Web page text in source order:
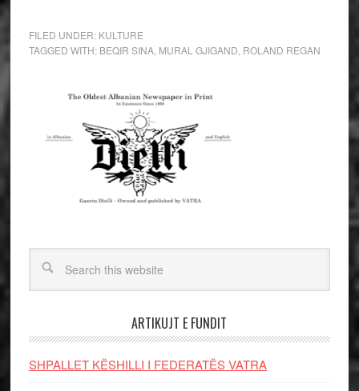
FILED UNDER: KULTURE
TAGGED WITH: BEQIR SINA, MURAL GJIGAND ROLAND REGAN
ARTIKUJT E FUNDIT
SHPALLET KËSHILLI I FEDERATËS VATRA